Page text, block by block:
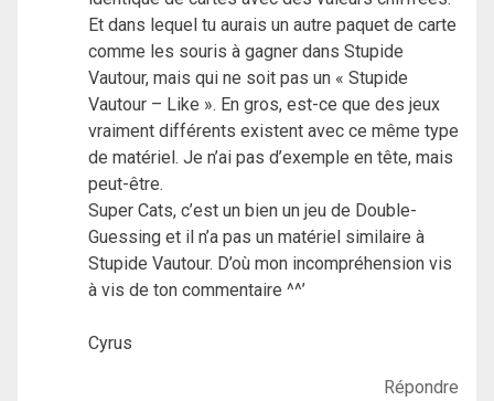
Et dans lequel tu aurais un autre paquet de carte
comme les souris à gagner dans Stupide
Vautour, mais qui ne soit pas un « Stupide
Vautour – Like ». En gros, est-ce que des jeux
vraiment différents existent avec ce même type
de matériel. Je n’ai pas d’exemple en tête, mais
peut-être.
Super Cats, c’est un bien un jeu de Double-
Guessing et il n’a pas un matériel similaire à
Stupide Vautour. D’où mon incompréhension vis
à vis de ton commentaire ^^’
Cyrus
Répondre